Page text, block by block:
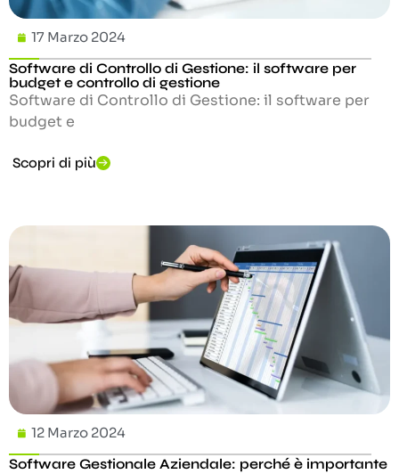
17 Marzo 2024
Software di Controllo di Gestione: il software per
budget e controllo di gestione
Software di Controllo di Gestione: il software per
budget e
Scopri di più
12 Marzo 2024
Software Gestionale Aziendale: perché è importante